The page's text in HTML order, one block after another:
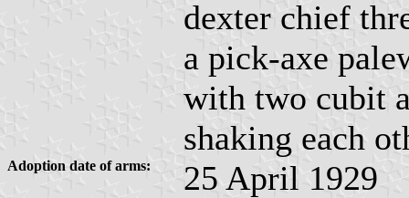
dexter chief
a pick-axe
with two cubit
shaking each
Adoption date of arms: 25 April 1929